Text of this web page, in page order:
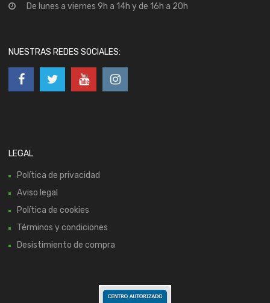
De lunes a viernes 9h a 14h y de 16h a 20h
NUESTRAS REDES SOCIALES:
LEGAL
Política de privacidad
Aviso legal
Política de cookies
Términos y condiciones
Desistimiento de compra